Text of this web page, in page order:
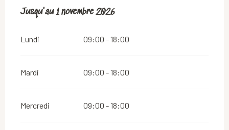
Du17 avril 2026au1 novembre 2026
Jusqu'au1 novembre 2026
Lundi 09:00 - 18:00
Mardi 09:00 - 18:00
Mercredi 09:00 - 18:00